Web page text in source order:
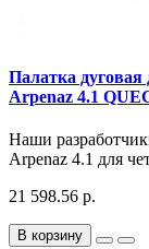
Палатка
Arpenaz 4.1
Наши
Arpenaz 4.1 для
21 598.56 р.
В корзину